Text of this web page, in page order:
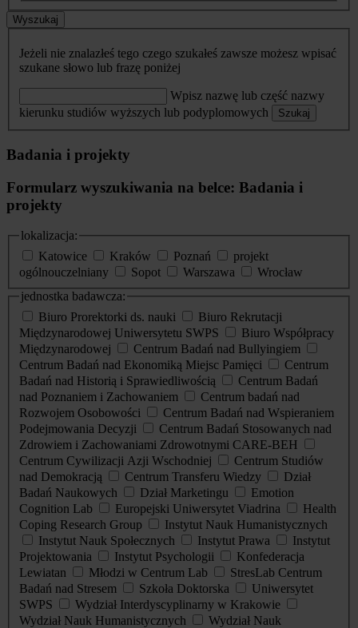
Wyszukaj
Jeżeli nie znalazłeś tego czego szukałeś zawsze możesz wpisać
szukane słowo lub frazę poniżej
Wpisz nazwę lub część nazwy
kierunku studiów wyższych lub podyplomowych
Szukaj
Badania i projekty
Formularz wyszukiwania na belce: Badania i
projekty
lokalizacja:
Katowice
Kraków Poznań
projekt
ogólnouczelniany
Sopot Warszawa
Wrocław
jednostka badawcza:
Biuro Prorektorki ds. nauki
Biuro Rekrutacji
Międzynarodowej Uniwersytetu SWPS
Biuro Współpracy
Międzynarodowej
Centrum Badań nad Bullyingiem
Centrum Badań nad Ekonomiką Miejsc Pamięci
Centrum
Badań nad Historią i Sprawiedliwością
Centrum Badań
nad Poznaniem i Zachowaniem
Centrum badań nad
Rozwojem Osobowości
Centrum Badań nad Wspieraniem
Podejmowania Decyzji
Centrum Badań Stosowanych nad
Zdrowiem i Zachowaniami Zdrowotnymi CARE-BEH
Centrum Cywilizacji Azji Wschodniej
Centrum Studiów
nad Demokracją
Centrum Transferu Wiedzy
Dział
Badań Naukowych
Dział Marketingu
Emotion
Cognition Lab
Europejski Uniwersytet Viadrina
Health
Coping Research Group
Instytut Nauk Humanistycznych
Instytut Nauk Społecznych
Instytut Prawa
Instytut
Projektowania
Instytut Psychologii
Konfederacja
Lewiatan
Młodzi w Centrum Lab
StresLab Centrum
Badań nad Stresem
Szkoła Doktorska
Uniwersytet
SWPS
Wydział Interdyscyplinarny w Krakowie
Wydział Nauk Humanistycznych
Wydział Nauk